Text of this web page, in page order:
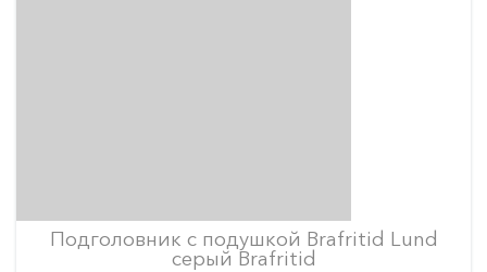
Подголовник с подушкой Brafritid Lund
серый Brafritid